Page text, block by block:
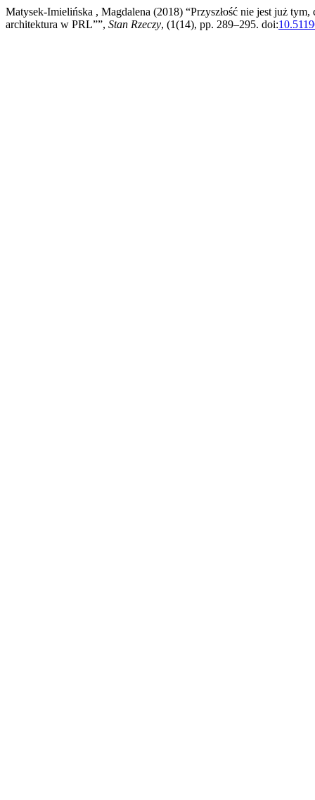
Matysek-Imielińska , Magdalena (2018) “Przyszłość nie jest już
architektura w PRL””, Stan Rzeczy, (1(14), pp. 289–295. doi: